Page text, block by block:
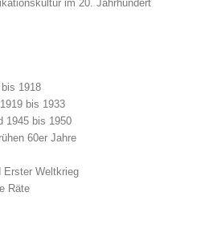
im 20. Jahrhundert
1918
bis 1933
1945 bis 1950
60er Jahre
Erster Weltkrieg
Räte